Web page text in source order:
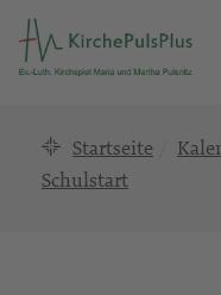
Startseite
Schulstart